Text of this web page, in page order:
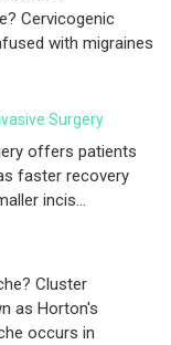
Cervicogenic
with migraines
Surgery
offers patients
faster recovery
incis...
Cluster
as Horton's
occurs in